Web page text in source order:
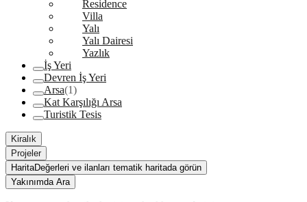
Residence
Villa
Yalı
Yalı Dairesi
Yazlık
İş Yeri
Devren İş Yeri
Arsa(1)
Kat Karşılığı Arsa
Turistik Tesis
Kiralık
Projeler
HaritaDeğerleri ve ilanları tematik haritada görün
Yakınımda Ara